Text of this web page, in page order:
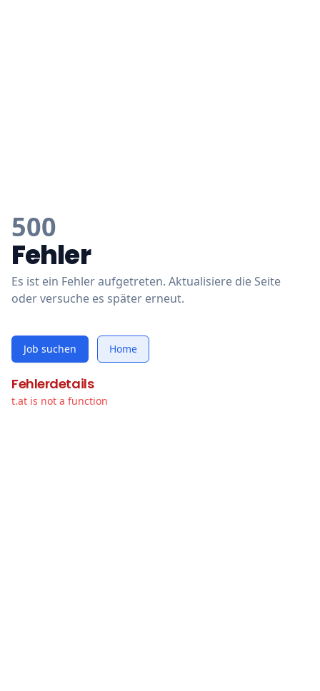
500
Fehler
Es ist ein Fehler aufgetreten. Aktualisiere die Seite
oder versuche es später erneut.
Job suchen Home
Fehlerdetails
t.at is not a function